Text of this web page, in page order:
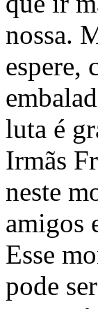
nossa.
espere,
luta é
Irmãs
neste
amigos
Esse
pode